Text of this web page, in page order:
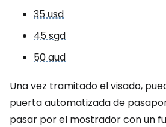
35 usd
45 sgd
50 aud
Una vez tramitado el visado,
puerta automatizada de
pasar por el mostrador con un